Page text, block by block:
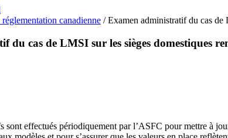
canadienne /Examen administratif du cas de
du cas de LMSI sur les sièges domestiques
sont effectués périodiquement par l’ASFC pour mettre à